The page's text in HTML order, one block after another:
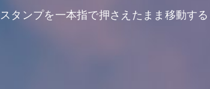
スタンプを一本指で押さえたまま移動す